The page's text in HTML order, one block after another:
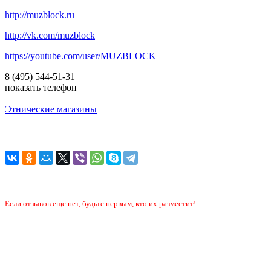
http://muzblock.ru
http://vk.com/muzblock
https://youtube.com/user/MUZBLOCK
8 (495) 544-51-31
показать телефон
Этнические магазины
Если отзывов еще нет, будьте первым, кто их разместит!